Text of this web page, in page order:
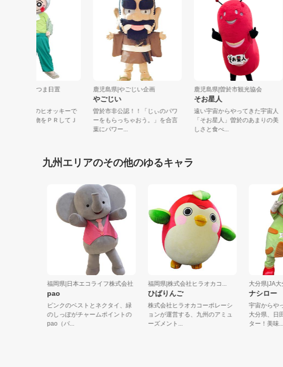
鹿児島県|ＪＡさつま日置
ＪＡさつま日置のヒオッキーで
す！地域の農産物をＰＲしてＪ
鹿児島県|やごじい企画
やごじい
曽於市非公認！！「じぃのパワ
ーをもらっちゃおう。」を合言
葉にパワー...
鹿児島県|曽於市観光協会
そお星人
遠い宇宙からやってきた宇
「そお星人」曽於のあまり
しさと食べ...
九州エリアのその他のゆるキャラ
福岡県|日本エコライフ株式会社
ピンクのベストとネクタイ、緑
のしっぽがチャームポイントの
pao（パ...
福岡県|株式会社ヒラオカコ...
ひばりんご
株式会社ヒラオカコーポレーシ
ョンが運営する、九州のアミュ
ーズメント...
大分県|JA大分
ナシロー
宇宙からやって
大分県、日田市
ター！美味...